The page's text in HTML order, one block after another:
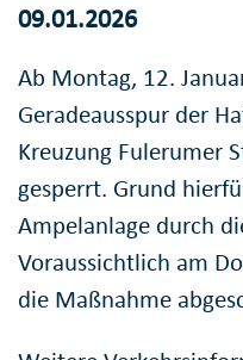
09.01.2026
Ab Montag, 12.
Geradeausspur der
Kreuzung Fulerumer
gesperrt. Grund
Ampelanlage durch
Voraussichtlich am
die Maßnahme